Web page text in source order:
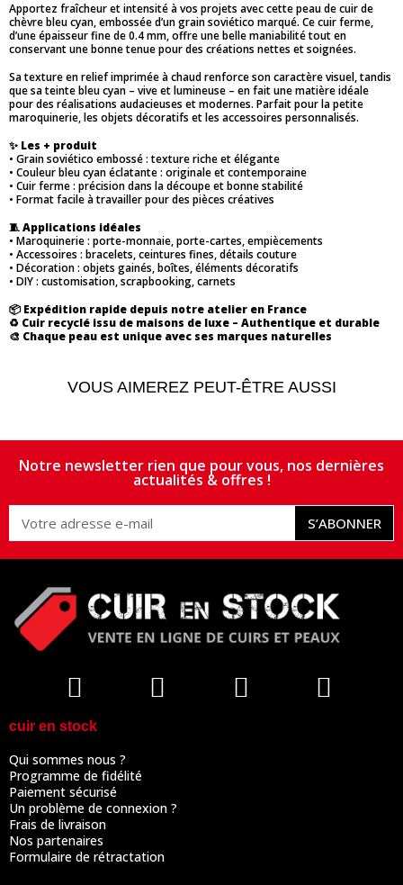
Apportez fraîcheur et intensité à vos projets avec cette peau de cuir de
chèvre bleu cyan, embossée d’un grain soviético marqué. Ce cuir ferme,
d’une épaisseur fine de 0.4 mm, offre une belle maniabilité tout en
conservant une bonne tenue pour des créations nettes et soignées.
Sa texture en relief imprimée à chaud renforce son caractère visuel, tandis
que sa teinte bleu cyan – vive et lumineuse – en fait une matière idéale
pour des réalisations audacieuses et modernes. Parfait pour la petite
maroquinerie, les objets décoratifs et les accessoires personnalisés.
✨ Les + produit
• Grain soviético embossé : texture riche et élégante
• Couleur bleu cyan éclatante : originale et contemporaine
• Cuir ferme : précision dans la découpe et bonne stabilité
• Format facile à travailler pour des pièces créatives
🧵Applications idéales
• Maroquinerie : porte-monnaie, porte-cartes, empiècements
• Accessoires : bracelets, ceintures fines, détails couture
• Décoration : objets gainés, boîtes, éléments décoratifs
• DIY : customisation, scrapbooking, carnets
📦Expédition rapide depuis notre atelier en France
♻️ Cuir recyclé issu de maisons de luxe – Authentique et durable
🎨 Chaque peau est unique avec ses marques naturelles
VOUS AIMEREZ PEUT-ÊTRE AUSSI
Notre newsletter rien que pour vous, nos dernières
actualités & offres !
S’ABONNER
cuir en stock
Qui sommes nous ?
Programme de fidélité
Paiement sécurisé
Un problème de connexion ?
Frais de livraison
Nos partenaires
Formulaire de rétractation